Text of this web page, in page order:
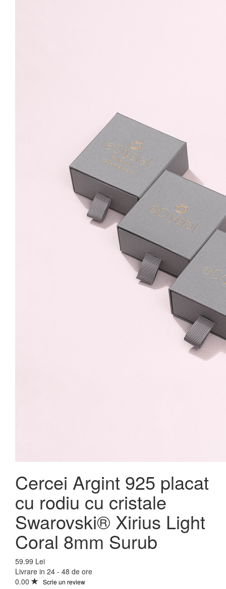
cu rodiu cu cristale
Swarovski® Xirius Light
Coral 8mm Surub
Cercei Argint 925 placat
cu rodiu cu cristale
Swarovski® Xirius Light
Coral 8mm Surub
59.99 Lei
Livrare in 24 - 48 de ore
0.00
Scrie un review